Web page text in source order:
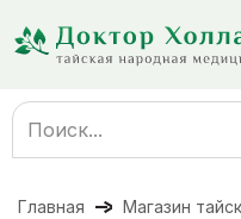
содержанию
Search
for:
Главная
Магазин